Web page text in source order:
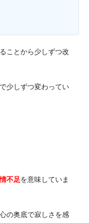
ことから少しずつ改
少しずつ変わってい
不足を意味していま
の奥底で寂しさを感